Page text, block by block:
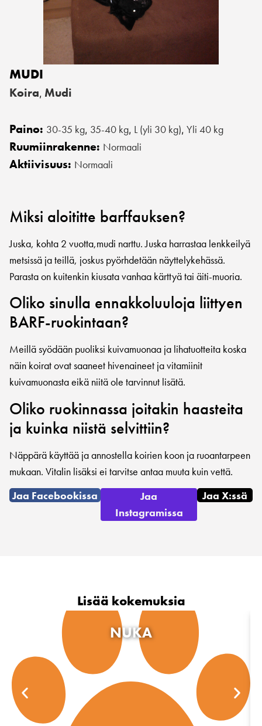
MUDI
Koira, Mudi
Paino: 30-35 kg, 35-40 kg, L (yli 30 kg), Yli 40 kg
Ruumiinrakenne: Normaali
Aktiivisuus: Normaali
Miksi aloititte barffauksen?
Juska, kohta 2 vuotta,mudi narttu. Juska harrastaa lenkkeilyä
metsissä ja teillä, joskus pyörhdetään näyttelykehässä.
Parasta on kuitenkin kiusata vanhaa kärttyä tai äiti-muoria.
Oliko sinulla ennakkoluuloja liittyen
BARF-ruokintaan?
Meillä syödään puoliksi kuivamuonaa ja lihatuotteita koska
näin koirat ovat saaneet hivenaineet ja vitamiinit
kuivamuonasta eikä niitä ole tarvinnut lisätä.
Oliko ruokinnassa joitakin haasteita
ja kuinka niistä selvittiin?
Näppärä käyttää ja annostella koirien koon ja ruoantarpeen
mukaan. Vitalin lisäksi ei tarvitse antaa muuta kuin vettä.
Jaa Facebookissa
Jaa
Instagramissa
Jaa X:ssä
Lisää kokemuksia
NUKA